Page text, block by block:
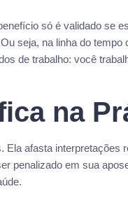
só é validado se
seja, na linha do tempo
de trabalho: você
na
Ela afasta interpretações
penalizado em sua